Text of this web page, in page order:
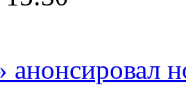
анонсировал